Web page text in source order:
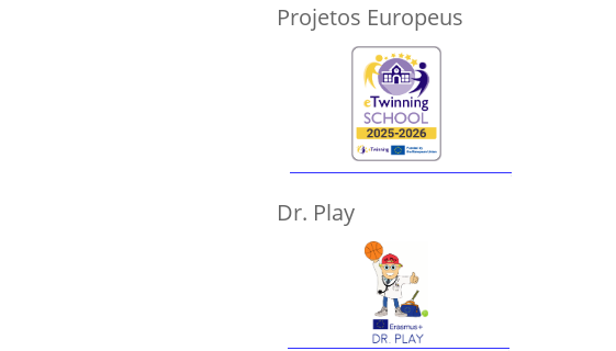
Projetos Europeus
Dr. Play